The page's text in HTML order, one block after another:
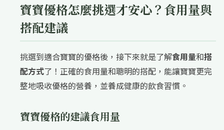
寶寶優格怎麼挑選才安心？食用量與
搭配建議
挑選到適合寶寶的優格後，接下來就是了解食用量和搭
配方式了！正確的食用量和聰明的搭配，能讓寶寶更完
整地吸收優格的營養，並養成健康的飲食習慣。
寶寶優格的建議食用量